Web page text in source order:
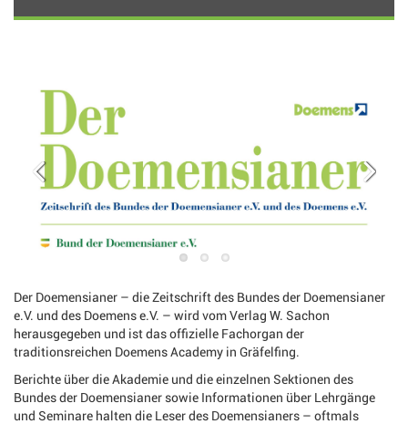
Der Doemensianer – die Zeitschrift des Bundes der Doemensianer
e.V. und des Doemens e.V. – wird vom Verlag W. Sachon
herausgegeben und ist das offizielle Fachorgan der
traditionsreichen Doemens Academy in Gräfelfing.
Berichte über die Akademie und die einzelnen Sektionen des
Bundes der Doemensianer sowie Informationen über Lehrgänge
und Seminare halten die Leser des Doemensianers – oftmals